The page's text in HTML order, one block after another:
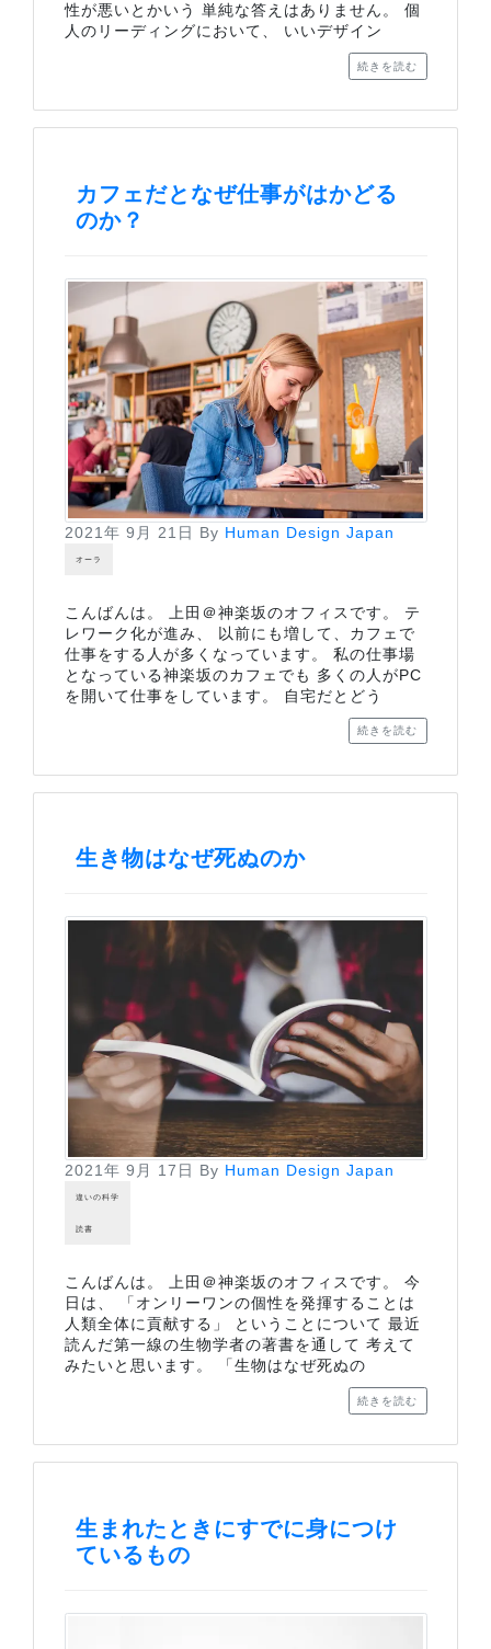
性が悪いとかいう 単純な答えはありません。 個
人のリーディングにおいて、 いいデザイン
続きを読む
カフェだとなぜ仕事がはかどる
のか？
2021年 9月 21日 By Human Design Japan
オーラ
こんばんは。 上田＠神楽坂のオフィスです。 テ
レワーク化が進み、 以前にも増して、カフェで
仕事をする人が多くなっています。 私の仕事場
となっている神楽坂のカフェでも 多くの人がPC
を開いて仕事をしています。 自宅だとどう
続きを読む
生き物はなぜ死ぬのか
2021年 9月 17日 By Human Design Japan
違いの科学
読書
こんばんは。 上田＠神楽坂のオフィスです。 今
日は、 「オンリーワンの個性を発揮することは
人類全体に貢献する」 ということについて 最近
読んだ第一線の生物学者の著書を通して 考えて
みたいと思います。 「生物はなぜ死ぬの
続きを読む
生まれたときにすでに身につけ
ているもの